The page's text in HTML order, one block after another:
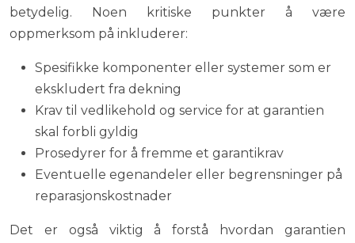
betydelig. Noen kritiske punkter å være
oppmerksom på inkluderer:
Spesifikke komponenter eller systemer som er
ekskludert fra dekning
Krav til vedlikehold og service for at garantien
skal forbli gyldig
Prosedyrer for å fremme et garantikrav
Eventuelle egenandeler eller begrensninger på
reparasjonskostnader
Det er også viktig å forstå hvordan garantien